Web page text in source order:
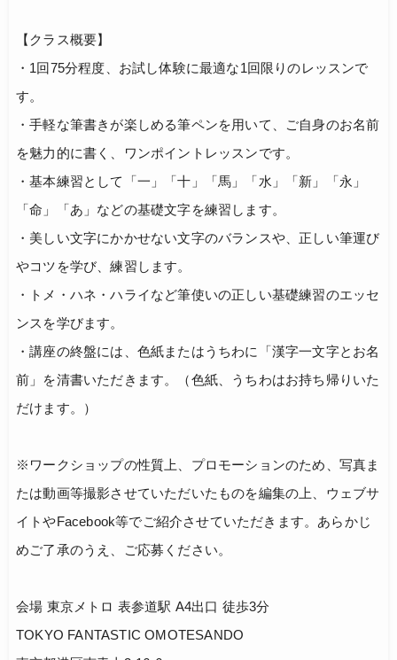
【クラス概要】
・1回75分程度、お試し体験に最適な1回限りのレッスンで
す。
・手軽な筆書きが楽しめる筆ペンを用いて、ご自身のお名前
を魅力的に書く、ワンポイントレッスンです。
・基本練習として「一」「十」「馬」「水」「新」「永」
「命」「あ」などの基礎文字を練習します。
・美しい文字にかかせない文字のバランスや、正しい筆運び
やコツを学び、練習します。
・トメ・ハネ・ハライなど筆使いの正しい基礎練習のエッセ
ンスを学びます。
・講座の終盤には、色紙またはうちわに「漢字一文字とお名
前」を清書いただきます。（色紙、うちわはお持ち帰りいた
だけます。）
※ワークショップの性質上、プロモーションのため、写真ま
たは動画等撮影させていただいたものを編集の上、ウェブサ
イトやFacebook等でご紹介させていただきます。あらかじ
めご了承のうえ、ご応募ください。
会場 東京メトロ 表参道駅 A4出口 徒歩3分
TOKYO FANTASTIC OMOTESANDO